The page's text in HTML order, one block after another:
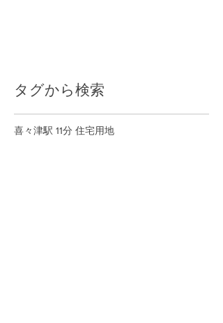
タグから検索
喜々津駅 11分 住宅用地